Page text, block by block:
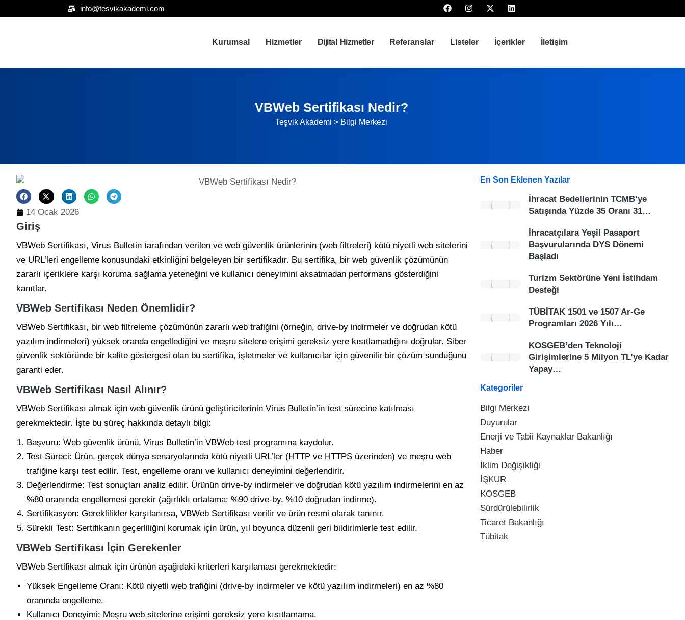
info@tesvikakademi.com
Kurumsal Hizmetler Dijital Hizmetler Referanslar Listeler İçerikler İletişim
VBWeb Sertifikası Nedir?
Teşvik Akademi > Bilgi Merkezi
14 Ocak 2026
Giriş
VBWeb Sertifikası, Virus Bulletin tarafından verilen ve web güvenlik ürünlerinin (web filtreleri) kötü niyetli web sitelerini
ve URL’leri engelleme konusundaki etkinliğini belgeleyen bir sertifikadır. Bu sertifika, bir web güvenlik çözümünün
zararlı içeriklere karşı koruma sağlama yeteneğini ve kullanıcı deneyimini aksatmadan performans gösterdiğini
kanıtlar.
VBWeb Sertifikası Neden Önemlidir?
VBWeb Sertifikası, bir web filtreleme çözümünün zararlı web trafiğini (örneğin, drive-by indirmeler ve doğrudan kötü
yazılım indirmeleri) yüksek oranda engellediğini ve meşru sitelere erişimi gereksiz yere kısıtlamadığını doğrular. Siber
güvenlik sektöründe bir kalite göstergesi olan bu sertifika, işletmeler ve kullanıcılar için güvenilir bir çözüm sunduğunu
garanti eder.
VBWeb Sertifikası Nasıl Alınır?
VBWeb Sertifikası almak için web güvenlik ürünü geliştiricilerinin Virus Bulletin’in test sürecine katılması
gerekmektedir. İşte bu süreç hakkında detaylı bilgi:
Başvuru: Web güvenlik ürünü, Virus Bulletin’in VBWeb test programına kaydolur.
Test Süreci: Ürün, gerçek dünya senaryolarında kötü niyetli URL’ler (HTTP ve HTTPS üzerinden) ve meşru web
trafiğine karşı test edilir. Test, engelleme oranı ve kullanıcı deneyimini değerlendirir.
Değerlendirme: Test sonuçları analiz edilir. Ürünün drive-by indirmeler ve doğrudan kötü yazılım indirmelerini en az
%80 oranında engellemesi gerekir (ağırlıklı ortalama: %90 drive-by, %10 doğrudan indirme).
Sertifikasyon: Gereklilikler karşılanırsa, VBWeb Sertifikası verilir ve ürün resmi olarak tanınır.
Sürekli Test: Sertifikanın geçerliliğini korumak için ürün, yıl boyunca düzenli geri bildirimlerle test edilir.
VBWeb Sertifikası İçin Gerekenler
VBWeb Sertifikası almak için ürünün aşağıdaki kriterleri karşılaması gerekmektedir:
Yüksek Engelleme Oranı: Kötü niyetli web trafiğini (drive-by indirmeler ve kötü yazılım indirmeleri) en az %80
oranında engelleme.
Kullanıcı Deneyimi: Meşru web sitelerine erişimi gereksiz yere kısıtlamama.
En Son Eklenen Yazılar
İhracat Bedellerinin TCMB’ye
Satışında Yüzde 35 Oranı 31…
İhracatçılara Yeşil Pasaport
Başvurularında DYS Dönemi
Başladı
Turizm Sektörüne Yeni İstihdam
Desteği
TÜBİTAK 1501 ve 1507 Ar-Ge
Programları 2026 Yılı…
KOSGEB’den Teknoloji
Girişimlerine 5 Milyon TL’ye Kadar
Yapay…
Kategoriler
Bilgi Merkezi
Duyurular
Enerji ve Tabii Kaynaklar Bakanlığı
Haber
İklim Değişikliği
İŞKUR
KOSGEB
Sürdürülebilirlik
Ticaret Bakanlığı
Tübitak